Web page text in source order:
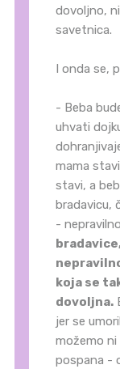
dovoljno,
savetnica.
I onda se,
- Beba
uhvati
mama
stavi, a
bradavicu,
-
koja se
dovoljna.
jer se
možemo ni
pospana -